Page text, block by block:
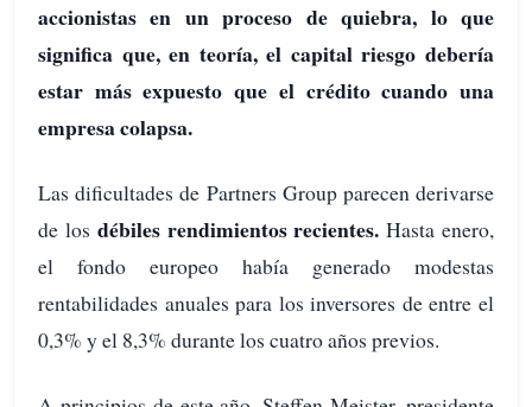
accionistas en un proceso de quiebra, lo que
significa que, en teoría, el capital riesgo debería
estar más expuesto que el crédito cuando una
empresa colapsa.
Las dificultades de Partners Group parecen derivarse
de los débiles rendimientos recientes. Hasta enero,
el fondo europeo había generado modestas
rentabilidades anuales para los inversores de entre el
0,3% y el 8,3% durante los cuatro años previos.